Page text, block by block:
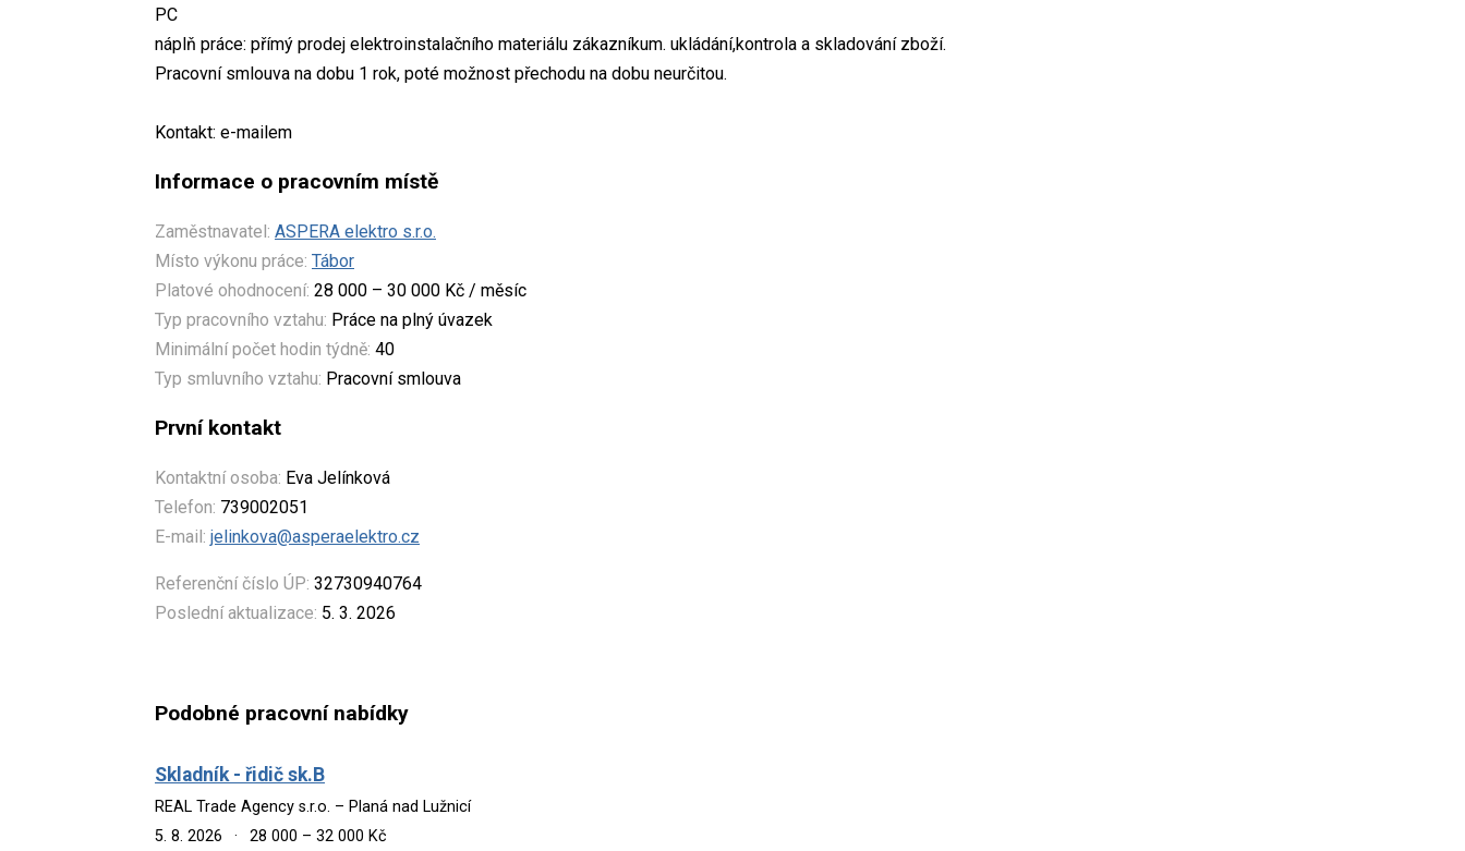
PC
náplň práce: přímý prodej elektroinstalačního materiálu zákazníkum. ukládání,kontrola a skladování zboží.
Pracovní smlouva na dobu 1 rok, poté možnost přechodu na dobu neurčitou.
Kontakt: e-mailem
Informace o pracovním místě
Zaměstnavatel: ASPERA elektro s.r.o.
Místo výkonu práce: Tábor
Platové ohodnocení: 28 000 – 30 000 Kč / měsíc
Typ pracovního vztahu: Práce na plný úvazek
Minimální počet hodin týdně: 40
Typ smluvního vztahu: Pracovní smlouva
První kontakt
Kontaktní osoba: Eva Jelínková
Telefon: 739002051
E-mail: jelinkova@asperaelektro.cz
Referenční číslo ÚP: 32730940764
Poslední aktualizace: 5. 3. 2026
Podobné pracovní nabídky
Skladník - řidič sk.B
REAL Trade Agency s.r.o. – Planá nad Lužnicí
5. 8. 2026
· 28 000 – 32 000 Kč